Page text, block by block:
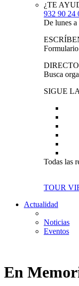
¿TE
932 90 24
De lunes a
Busca
SIGUE
Todas las
TOUR
Actualidad
Noticias
Eventos
En